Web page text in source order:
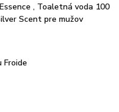
, Toaletná voda 100
Scent pre mužov
Froide